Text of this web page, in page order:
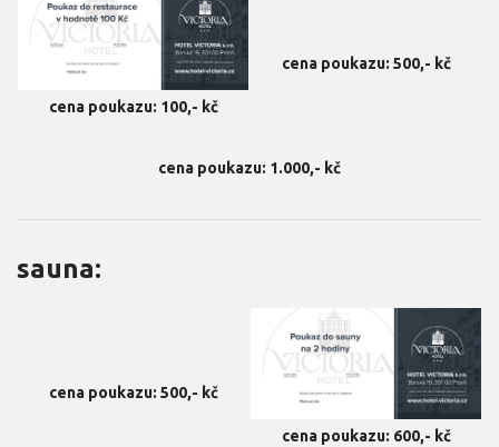
cena poukazu: 100,- kč
cena poukazu: 500,- kč
cena poukazu: 1.000,- kč
sauna:
cena poukazu: 500,- kč
cena poukazu: 600,- kč